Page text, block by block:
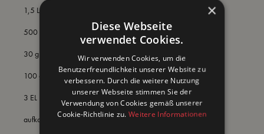
1,5 Liter Wasser
500 ml Essig (10%)
30 g Zucker
100 g Salz
3 EL Einmachgewürz
aufkochen und heiß über 3 Kilo Gemüse geben.
×
Diese Webseite
verwendet Cookies.
Wir verwenden Cookies, um die
Benutzerfreundlichkeit unserer Website zu
verbessern. Durch die weitere Nutzung
unserer Webseite stimmen Sie der
Verwendung von Cookies gemäß unserer
Cookie-Richtlinie zu.Weitere Informationen